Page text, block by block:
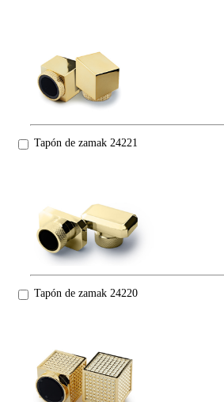
Tapón de zamak 24221
Tapón de zamak 24220